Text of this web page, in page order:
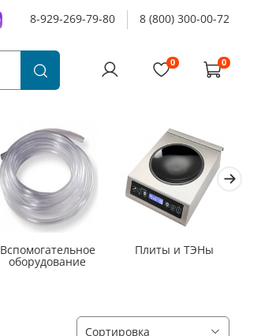
8-929-269-79-80 8 (800) 300-00-72
0 0
Вспомогательное
оборудование
Плиты и ТЭНы